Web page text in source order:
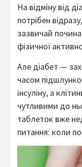
На відміну від
потрібен
зазвичай
фізичної
Але діабет —
часом
інсуліну, а
чутливими до
таблеток вже
питання: коли